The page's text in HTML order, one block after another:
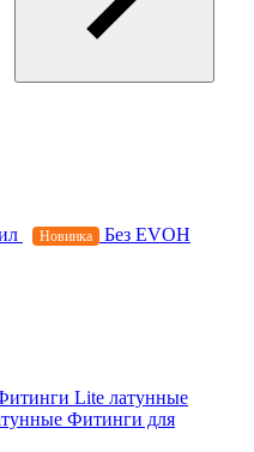
Новинка
Без EVOH
Lite латунные
Фитинги для